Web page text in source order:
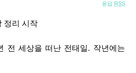
응답 RSS
정리 시작
전 세상을 떠난 전태일. 작년에는